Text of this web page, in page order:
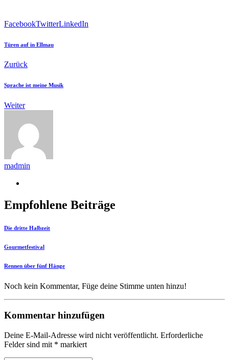
FacebookTwitterLinkedIn
Türen auf in Ellmau
Zurück
Sprache ist meine Musik
Weiter
madmin
Empfohlene Beiträge
Die dritte Halbzeit
Gourmetfestival
Rennen über fünf Hänge
Noch kein Kommentar, Füge deine Stimme unten hinzu!
Kommentar hinzufügen
Deine E-Mail-Adresse wird nicht veröffentlicht. Erforderliche
Felder sind mit * markiert